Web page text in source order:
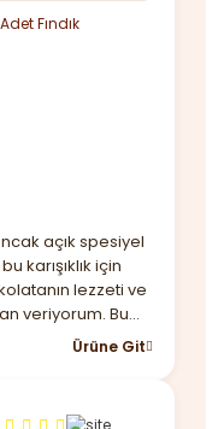
açık spesiyel
karışıklık için
lezzeti ve
veriyorum. Bu
lezzetli taşıma
Ürüne Git